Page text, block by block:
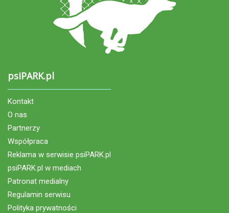
psiPARK.pl
Kontakt
O nas
Partnerzy
Współpraca
Reklama w serwisie psiPARK.pl
psiPARK.pl w mediach
Patronat medialny
Regulamin serwisu
Polityka prywatności